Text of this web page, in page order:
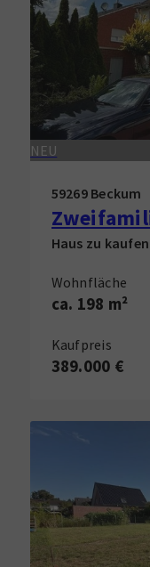
NEU
59269 Beckum
Haus zu kaufen
Wohnfläche
ca. 198 m²
Kaufpreis
389.000 €